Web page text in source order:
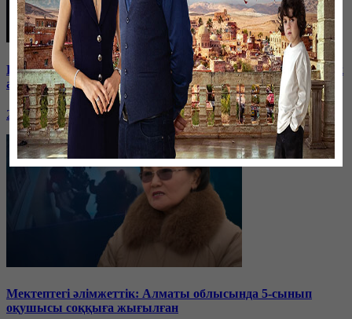
Баспанасын ала алмай жүрген бір топ шымкенттік әкімдік
алдына түнеуге келді
26 января, 19:35
Мектептегі әлімжеттік: Алматы облысында 5-сынып
оқушысы соққыға жығылған